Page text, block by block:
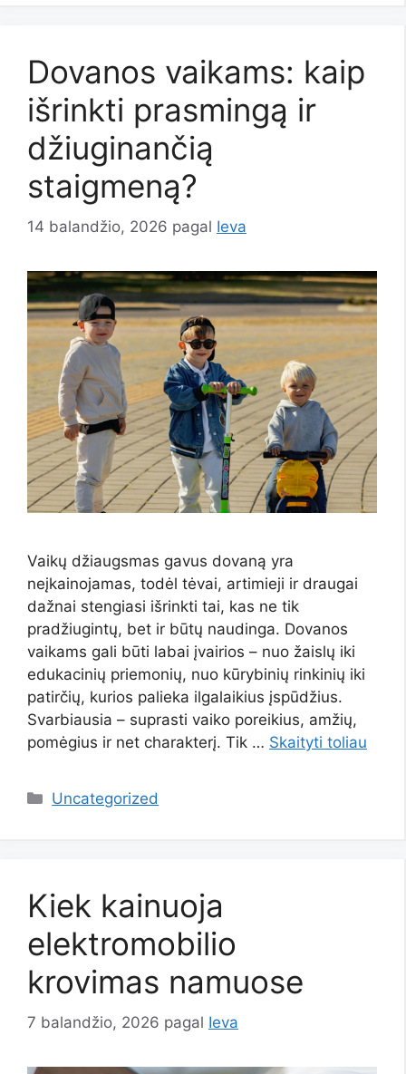
Dovanos vaikams: kaip
išrinkti prasmingą ir
džiuginančią
staigmeną?
14 balandžio, 2026 pagal Ieva
Vaikų džiaugsmas gavus dovaną yra
neįkainojamas, todėl tėvai, artimieji ir draugai
dažnai stengiasi išrinkti tai, kas ne tik
pradžiugintų, bet ir būtų naudinga. Dovanos
vaikams gali būti labai įvairios – nuo žaislų iki
edukacinių priemonių, nuo kūrybinių rinkinių iki
patirčių, kurios palieka ilgalaikius įspūdžius.
Svarbiausia – suprasti vaiko poreikius, amžių,
pomėgius ir net charakterį. Tik … Skaityti toliau
Kategorijos
Uncategorized
Kiek kainuoja
elektromobilio
krovimas namuose
7 balandžio, 2026 pagal Ieva